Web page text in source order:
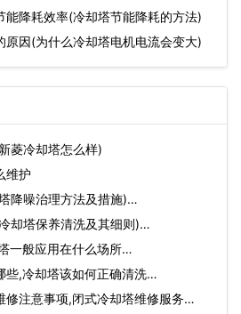
能降耗效率(冷却塔节能降耗的方法)
原因(为什么冷却塔电机电流会变大)
菱冷却塔怎么样)
维护
降噪治理方法及措施)…
却塔保养清洗及其细则)…
一般应用在什么场所…
些,冷却塔该如何正确清洗…
修注意事项,闭式冷却塔维修服务…